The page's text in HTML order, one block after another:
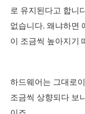
로 유지된다고 합니
없습니다. 왜냐하면
이 조금씩 높아지기
하드웨어는 그대로
조금씩 상향되다 보